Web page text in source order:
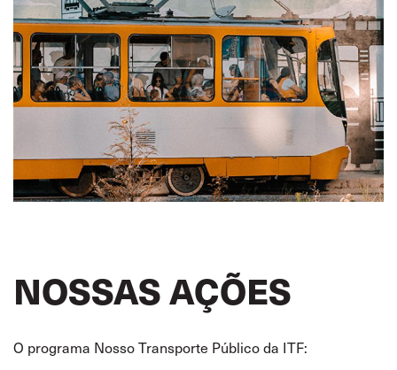
NOSSAS AÇÕES
O programa Nosso Transporte Público da ITF: